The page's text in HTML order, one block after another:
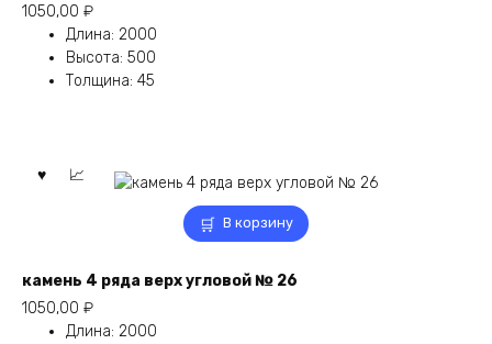
1050,00 ₽
Длина: 2000
Высота: 500
Толщина: 45
В корзину
камень 4 ряда верх угловой № 26
1050,00 ₽
Длина: 2000